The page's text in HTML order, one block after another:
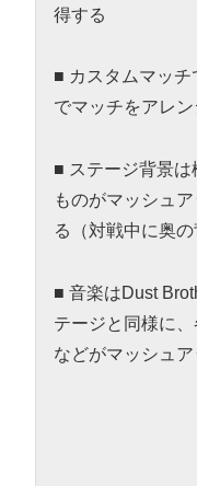
得する
■ カスタムマッ
でマッチをアレン
■ ステージ背景
ものがマッシュ
る（対戦中に奥
■ 音楽はDust
テージと同様に
などがマッシュア